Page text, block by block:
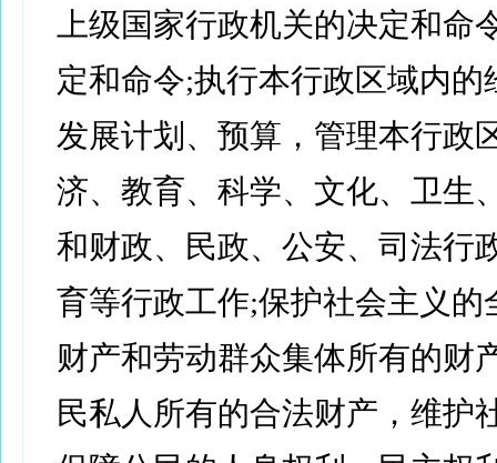
上级国家行政机关的决定和命
定和命令;执行本行政区域内的
发展计划、预算，管理本行政
济、教育、科学、文化、卫生
和财政、民政、公安、司法行
育等行政工作;保护社会主义的
财产和劳动群众集体所有的财
民私人所有的合法财产，维护